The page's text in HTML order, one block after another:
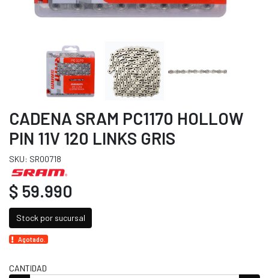
CADENA SRAM PC1170 HOLLOW
PIN 11V 120 LINKS GRIS
SKU: SR00718
$ 59.990
Stock por sucursal
Agotado.
CANTIDAD